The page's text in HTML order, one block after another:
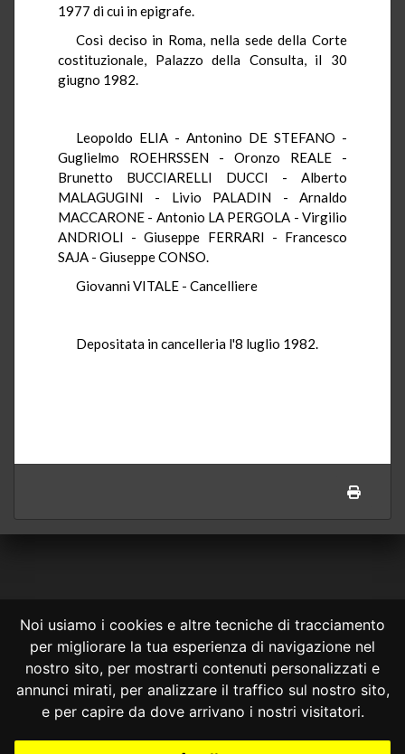
Noi usiamo i cookies e altre tecniche di tracciamento
per migliorare la tua esperienza di navigazione nel
nostro sito, per mostrarti contenuti personalizzati e
annunci mirati, per analizzare il traffico sul nostro sito,
e per capire da dove arrivano i nostri visitatori.
1977 di cui in epigrafe.
Così deciso in Roma, nella sede della Corte
costituzionale, Palazzo della Consulta, il 30
giugno 1982.
Leopoldo ELIA - Antonino DE STEFANO -
Guglielmo ROEHRSSEN - Oronzo REALE -
Brunetto BUCCIARELLI DUCCI - Alberto
MALAGUGINI - Livio PALADIN - Arnaldo
MACCARONE - Antonio LA PERGOLA - Virgilio
ANDRIOLI - Giuseppe FERRARI - Francesco
SAJA - Giuseppe CONSO.
Giovanni VITALE - Cancelliere
Depositata in cancelleria l'8 luglio 1982.
CONSULTA ONLINE DAL 1995 -NOTE LEGALI
Consulta OnLine non ha prodotto e non è responsabile per i contenuti e
le informazioni legali di siti collegati.
costituisce una relazione di consulenza legale.